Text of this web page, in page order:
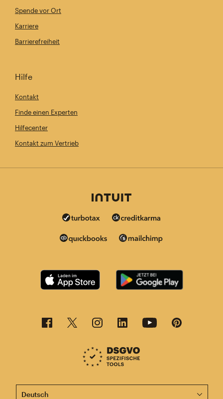
Spende vor Ort
Karriere
Barrierefreiheit
Hilfe
Kontakt
Finde einen Experten
Hilfecenter
Kontakt zum Vertrieb
Diese Seite ist jetzt auch in anderen Sprachen